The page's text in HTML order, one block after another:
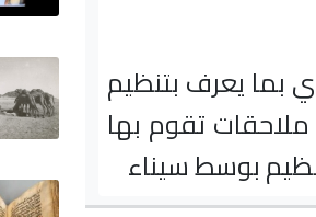
بما يعرف بتنظيم
ملاحقات تقوم بها
بوسط سيناء